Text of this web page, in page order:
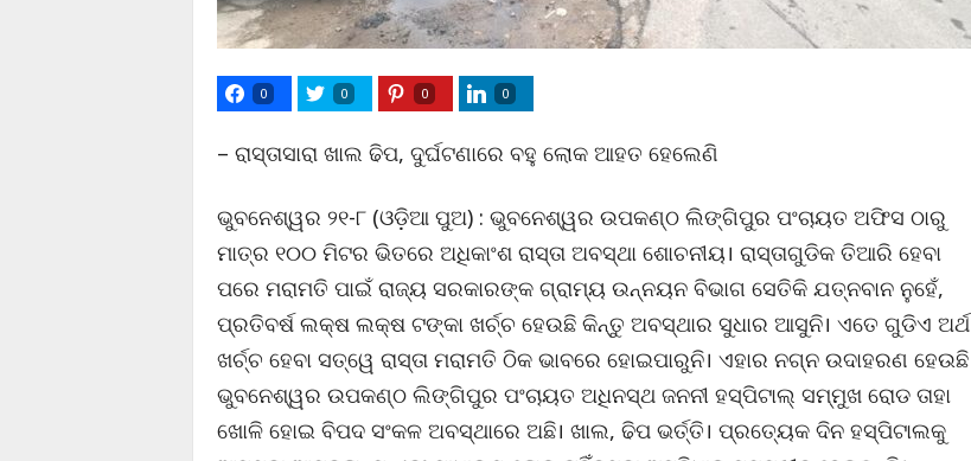
0 0 0 0
– ରାସ୍ତାସାରା ଖାଲ ଢିପ, ଦୁର୍ଘଟଣାରେ ବହୁ ଲୋକ ଆହତ ହେଲେଣି
ଭୁବନେଶ୍ୱର ୨୧-୮ (ଓଡ଼ିଆ ପୁଅ) : ଭୁବନେଶ୍ୱର ଉପକଣ୍ଠ ଲିଙ୍ଗିପୁର ପଂଚାୟତ ଅଫିସ ଠାରୁ
ମାତ୍ର ୧୦୦ ମିଟର ଭିତରେ ଅଧିକାଂଶ ରାସ୍ତା ଅବସ୍ଥା ଶୋଚନୀୟ। ରାସ୍ତାଗୁଡିକ ତିଆରି ହେବା
ପରେ ମରାମତି ପାଇଁ ରାଜ୍ୟ ସରକାରଙ୍କ ଗ୍ରାମ୍ୟ ଉନ୍ନୟନ ବିଭାଗ ସେତିକି ଯତ୍ନବାନ ନୁହେଁ,
ପ୍ରତିବର୍ଷ ଲକ୍ଷ ଲକ୍ଷ ଟଙ୍କା ଖର୍ଚ୍ଚ ହେଉଛି କିନ୍ତୁ ଅବସ୍ଥାର ସୁଧାର ଆସୁନି। ଏତେ ଗୁଡିଏ ଅର୍ଥ
ଖର୍ଚ୍ଚ ହେବା ସତ୍ୱେ ରାସ୍ତା ମରାମତି ଠିକ ଭାବରେ ହୋଇପାରୁନି। ଏହାର ନଗ୍ନ ଉଦାହରଣ ହେଉଛି
ଭୁବନେଶ୍ୱର ଉପକଣ୍ଠ ଲିଙ୍ଗିପୁର ପଂଚାୟତ ଅଧିନସ୍ଥ ଜନନୀ ହସ୍‌ପିଟାଲ୍ ସମ୍ମୁଖ ରୋଡ ତାହା
ଖୋଳି ହୋଇ ବିପଦ ସଂକଳ ଅବସ୍ଥାରେ ଅଛି। ଖାଲ, ଢିପ ଭର୍ତ୍ତି। ପ୍ରତ୍ୟେକ ଦିନ ହସ୍‌ପିଟାଲକୁ